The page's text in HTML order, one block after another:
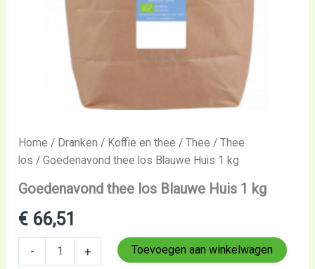
Home / Dranken / Koffie en thee /Thee /Thee
los / Goedenavond thee los Blauwe Huis 1 kg
Goedenavond thee los Blauwe Huis 1 kg
€ 66,51
- + Toevoegen aan winkelwagen